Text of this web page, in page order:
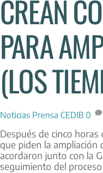
CREAN
PARA
(LOS
Noticias Prensa CEDIB 0
Después de cinco
que piden la ampliación
acordaron junto con la
seguimiento del